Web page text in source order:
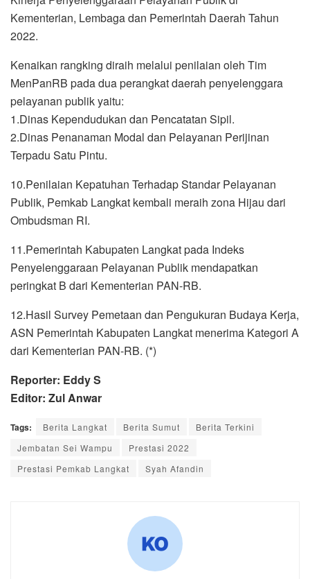
Kementerian, Lembaga dan Pemerintah Daerah Tahun
2022.
Kenaikan rangking diraih melalui penilaian oleh Tim
MenPanRB pada dua perangkat daerah penyelenggara
pelayanan publik yaitu:
1.Dinas Kependudukan dan Pencatatan Sipil.
2.Dinas Penanaman Modal dan Pelayanan Perijinan
Terpadu Satu Pintu.
10.Penilaian Kepatuhan Terhadap Standar Pelayanan
Publik, Pemkab Langkat kembali meraih zona Hijau dari
Ombudsman RI.
11.Pemerintah Kabupaten Langkat pada Indeks
Penyelenggaraan Pelayanan Publik mendapatkan
peringkat B dari Kementerian PAN-RB.
12.Hasil Survey Pemetaan dan Pengukuran Budaya Kerja,
ASN Pemerintah Kabupaten Langkat menerima Kategori A
dari Kementerian PAN-RB. (*)
Reporter: Eddy S
Editor: Zul Anwar
Tags: Berita Langkat Berita Sumut
Berita Terkini
Jembatan Sei Wampu
Prestasi 2022
Prestasi Pemkab Langkat
Syah Afandin